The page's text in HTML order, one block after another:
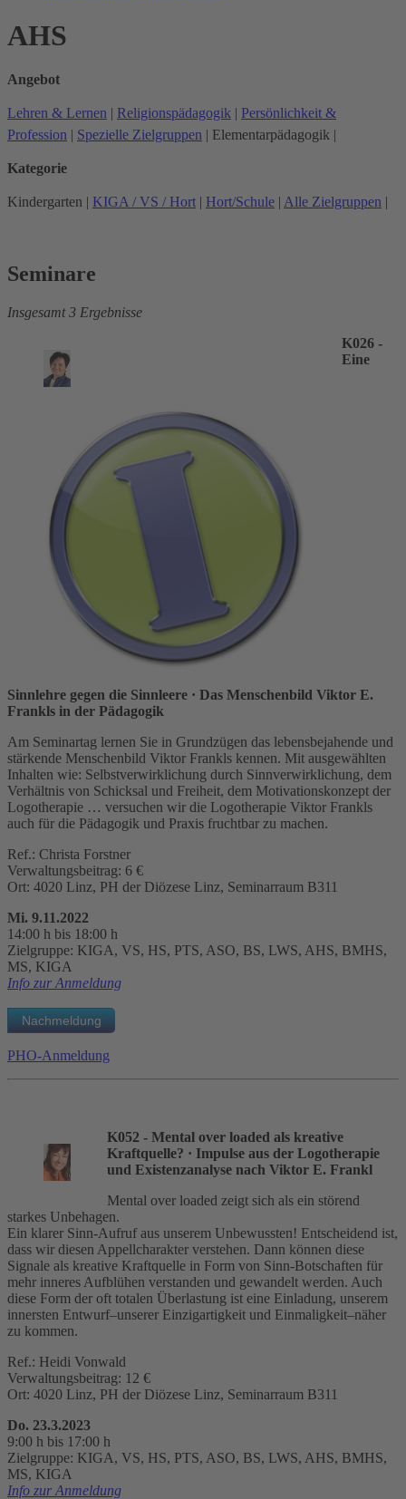
AHS
Angebot
Lehren & Lernen | Religionspädagogik | Persönlichkeit &
Profession | Spezielle Zielgruppen | Elementarpädagogik |
Kategorie
Kindergarten | KIGA / VS / Hort | Hort/Schule | Alle Zielgruppen |
Seminare
Insgesamt 3 Ergebnisse
K026 -
Eine
Sinnlehre gegen die Sinnleere · Das Menschenbild Viktor E.
Frankls in der Pädagogik
Am Seminartag lernen Sie in Grundzügen das lebensbejahende und
stärkende Menschenbild Viktor Frankls kennen. Mit ausgewählten
Inhalten wie: Selbstverwirklichung durch Sinnverwirklichung, dem
Verhältnis von Schicksal und Freiheit, dem Motivationskonzept der
Logotherapie … versuchen wir die Logotherapie Viktor Frankls
auch für die Pädagogik und Praxis fruchtbar zu machen.
Ref.: Christa Forstner
Verwaltungsbeitrag: 6 €
Ort: 4020 Linz, PH der Diözese Linz, Seminarraum B311
Mi. 9.11.2022
14:00 h bis 18:00 h
Zielgruppe: KIGA, VS, HS, PTS, ASO, BS, LWS, AHS, BMHS,
MS, KIGA
Info zur Anmeldung
PHO-Anmeldung
K052 - Mental over loaded als kreative
Kraftquelle? · Impulse aus der Logotherapie
und Existenzanalyse nach Viktor E. Frankl
Mental over loaded zeigt sich als ein störend
starkes Unbehagen.
Ein klarer Sinn-Aufruf aus unserem Unbewussten! Entscheidend ist,
dass wir diesen Appellcharakter verstehen. Dann können diese
Signale als kreative Kraftquelle in Form von Sinn-Botschaften für
mehr inneres Aufblühen verstanden und gewandelt werden. Auch
diese Form der oft totalen Überlastung ist eine Einladung, unserem
innersten Entwurf–unserer Einzigartigkeit und Einmaligkeit–näher
zu kommen.
Ref.: Heidi Vonwald
Verwaltungsbeitrag: 12 €
Ort: 4020 Linz, PH der Diözese Linz, Seminarraum B311
Do. 23.3.2023
9:00 h bis 17:00 h
Zielgruppe: KIGA, VS, HS, PTS, ASO, BS, LWS, AHS, BMHS,
MS, KIGA
Info zur Anmeldung